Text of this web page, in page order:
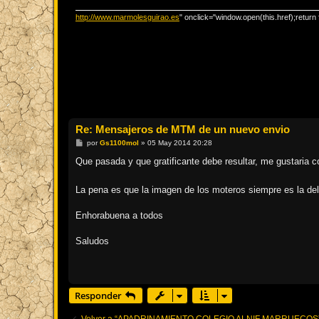
http://www.marmolesguirao.es" onclick="window.open(this.href);return
Re: Mensajeros de MTM de un nuevo envio
M
n
e
porGs1100mol » 05 May 2014 20:28
Que pasada y que gratificante debe resultar, me gustaria
La pena es que la imagen de los moteros siempre es la
Enhorabuena a todos
Saludos
Responder